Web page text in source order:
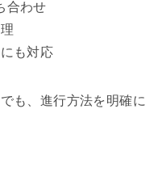
合わせ
も対応
も、進行方法を明確に